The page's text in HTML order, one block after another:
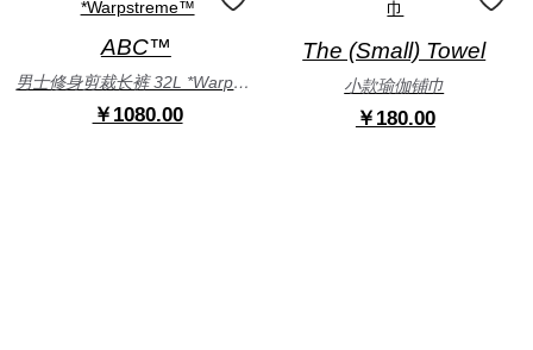
ABC™
男士修身剪裁长裤 32L *Warpstreme™
￥1080.00
The (Small) Towel
小款瑜伽铺巾
￥180.00